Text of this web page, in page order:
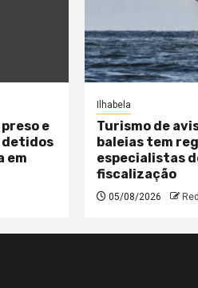
e
em
Ilhabela
Turismo de
baleias tem
especialistas
fiscalização
05/08/2026